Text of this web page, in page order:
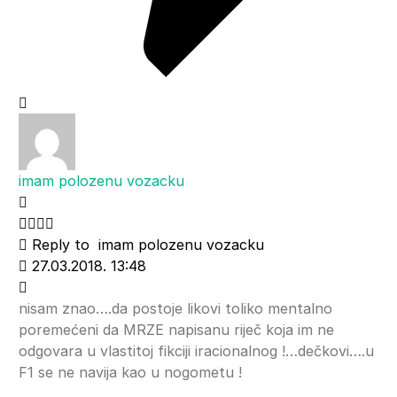
imam polozenu vozacku
Reply to imam polozenu vozacku
27.03.2018. 13:48
nisam znao….da postoje likovi toliko mentalno
poremećeni da MRZE napisanu riječ koja im ne
odgovara u vlastitoj fikciji iracionalnog !…dečkovi….u
F1 se ne navija kao u nogometu !